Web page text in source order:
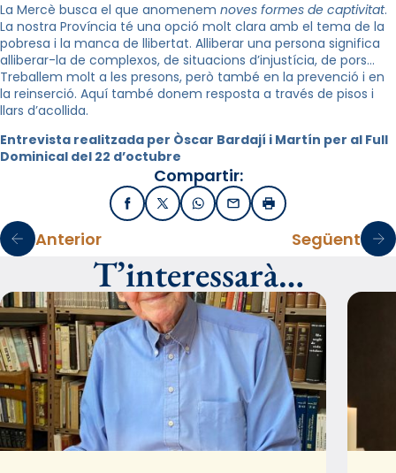
La Mercè busca el que anomenem noves formes de captivitat.
La nostra Província té una opció molt clara amb el tema de la
pobresa i la manca de llibertat. Alliberar una persona significa
alliberar-la de complexos, de situacions d’injustícia, de pors…
Treballem molt a les presons, però també en la prevenció i en
la reinserció. Aquí també donem resposta a través de pisos i
llars d’acollida.
Entrevista realitzada per Òscar Bardají i Martín per al Full
Dominical del 22 d’octubre
Compartir:
FacebookX / TwitterWhatsApp
EmailImprimir
Anterior Següent
T’interessarà…